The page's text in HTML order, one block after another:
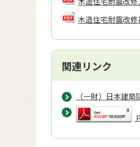
木造住宅耐震改
関連リンク
（一財）日本建